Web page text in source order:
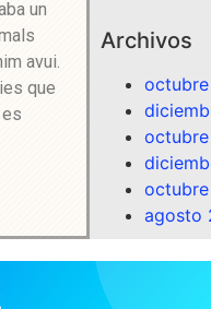
un
avui.
que
Archivos
agosto